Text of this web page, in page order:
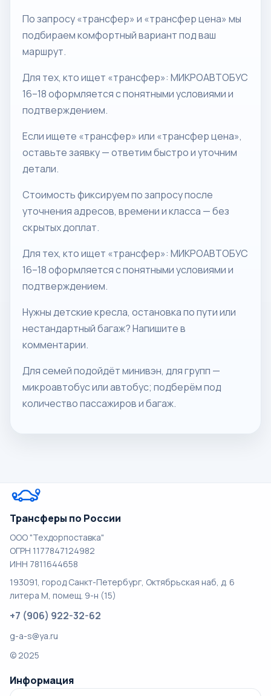
По запросу «трансфер» и «трансфер цена» мы
подбираем комфортный вариант под ваш
маршрут.
Для тех, кто ищет «трансфер»: МИКРОАВТОБУС
16–18 оформляется с понятными условиями и
подтверждением.
Если ищете «трансфер» или «трансфер цена»,
оставьте заявку — ответим быстро и уточним
детали.
Стоимость фиксируем по запросу после
уточнения адресов, времени и класса — без
скрытых доплат.
Для тех, кто ищет «трансфер»: МИКРОАВТОБУС
16–18 оформляется с понятными условиями и
подтверждением.
Нужны детские кресла, остановка по пути или
нестандартный багаж? Напишите в
комментарии.
Для семей подойдёт минивэн, для групп —
микроавтобус или автобус; подберём под
количество пассажиров и багаж.
Трансферы по России
ООО "Техдорпоставка"
ОГРН 1177847124982
ИНН 7811644658
193091, город Санкт-Петербург, Октябрьская наб, д. 6
литера М, помещ. 9-н (15)
+7 (906) 922-32-62
g-a-s@ya.ru
© 2025
Информация